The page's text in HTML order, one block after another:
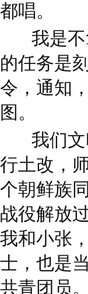
都唱。
我是
的任务是
令，通知
图。
我们
行土改，
个朝鲜族
战役解放
我和小张
士，也是
共青团员